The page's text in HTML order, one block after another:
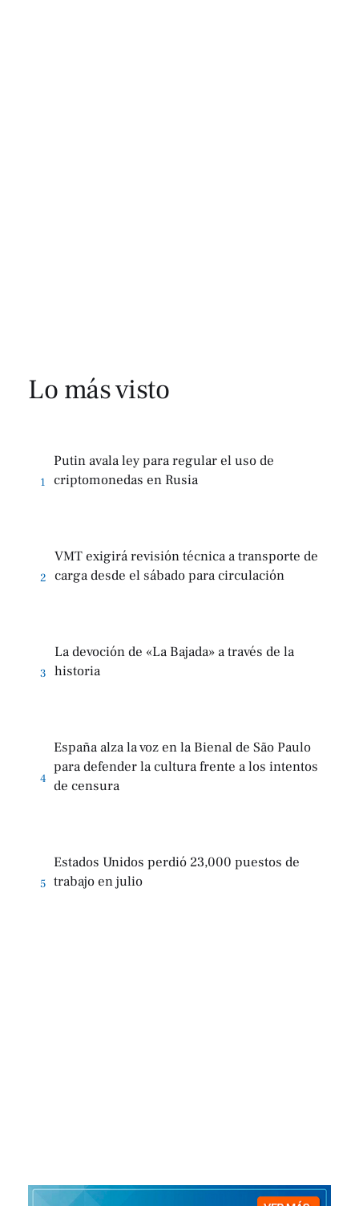
Lo más visto
1
Putin avala ley para regular el uso de
criptomonedas en Rusia
2
VMT exigirá revisión técnica a transporte de
carga desde el sábado para circulación
3
La devoción de «La Bajada» a través de la
historia
4
España alza la voz en la Bienal de São Paulo
para defender la cultura frente a los intentos
de censura
5
Estados Unidos perdió 23,000 puestos de
trabajo en julio